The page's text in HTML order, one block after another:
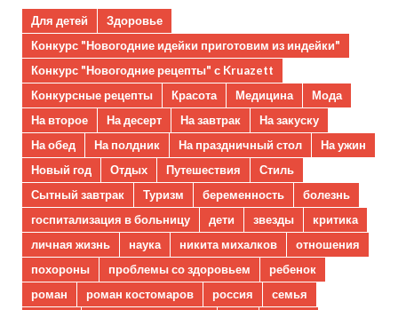
Для детей
Здоровье
Конкурс "Новогодние идейки приготовим из индейки"
Конкурс "Новогодние рецепты" с Kruazett
Конкурсные рецепты
Красота Медицина
Мода
На второе
На десерт На завтрак
На закуску
На обед
На полдник На праздничный стол
На ужин
Новый год
Отдых Путешествия
Стиль
Сытный завтрак
Туризм беременность
болезнь
госпитализация в больницу
дети звезды
критика
личная жизнь
наука никита михалков
отношения
похороны
проблемы со здоровьем
ребенок
роман
роман костомаров россия
семья